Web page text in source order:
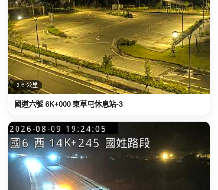
3.6 公里
國道六號 6K+000 東草屯休息站-3